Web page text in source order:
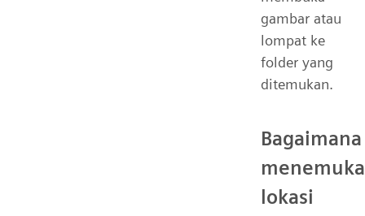
gambar atau
lompat ke
folder yang
ditemukan.
Bagaimana
lokasi